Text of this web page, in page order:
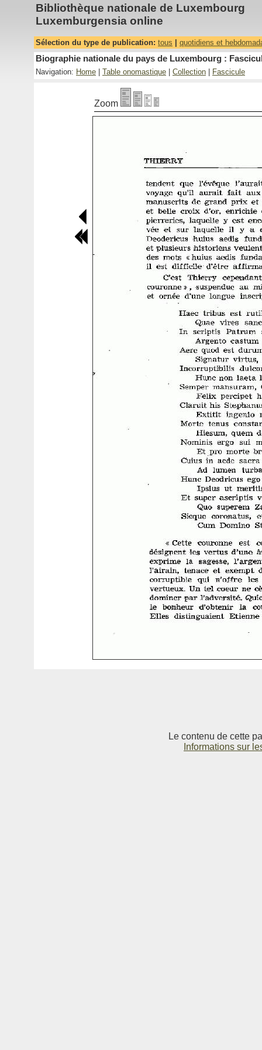
Bibliothèque nationale de Luxembourg
Luxemburgensia online
Sélection du type de publication: tous quotidiens et
Biographie nationale du pays de Luxembourg :
Navigation: Home Table onomastique Collection Fascicule
Zoom
Le contenu de cette
Informations sur